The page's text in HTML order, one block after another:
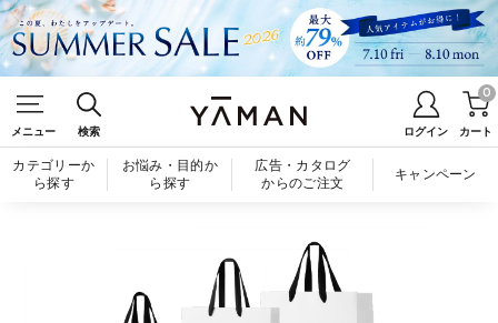
メニュー 検索 ログイン カート
0
カテゴリーか
ら探す
お悩み・目的か
ら探す
広告・カタログ
からのご注文
キャンペーン